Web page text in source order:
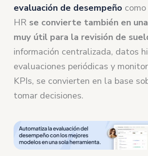
evaluación de desempeño
HR se convierte también en una
muy útil para la revisión de
información centralizada, datos
evaluaciones periódicas y
KPIs, se convierten en la base
tomar decisiones.